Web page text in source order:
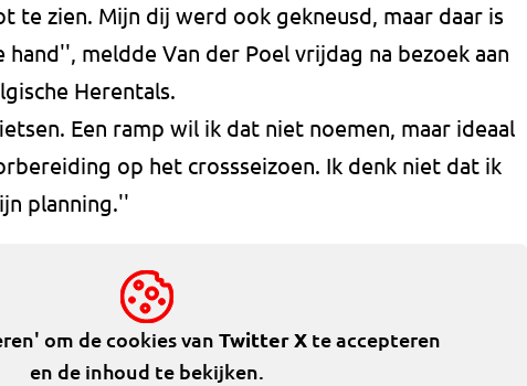
te zien. Mijn dij werd ook gekneusd, maar daar is
meldde Van der Poel vrijdag na bezoek aan
Herentals.
Een ramp wil ik dat niet noemen, maar ideaal
op het crossseizoen. Ik denk niet dat ik
planning.''
om de cookies van Twitter Xte accepteren
en de inhoud te bekijken.